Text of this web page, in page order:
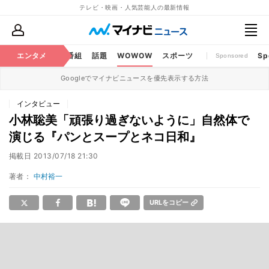
テレビ・映画・人気芸能人の最新情報
エンタメBS・CS番組 話題 WOWOW スポーツ Sponsored
Googleでマイナビニュースを優先表示する方法
インタビュー
小林聡美「頑張り過ぎないように」自然体で
演じる『パンとスープとネコ日和』
掲載日 2013/07/18 21:30
著者： 中村裕一
URLをコピー